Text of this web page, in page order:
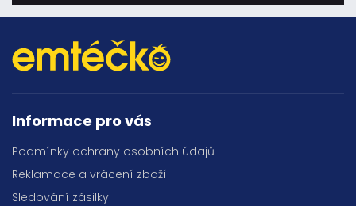
Informace pro vás
Podmínky ochrany osobních údajů
Reklamace a vrácení zboží
Sledování zásilky